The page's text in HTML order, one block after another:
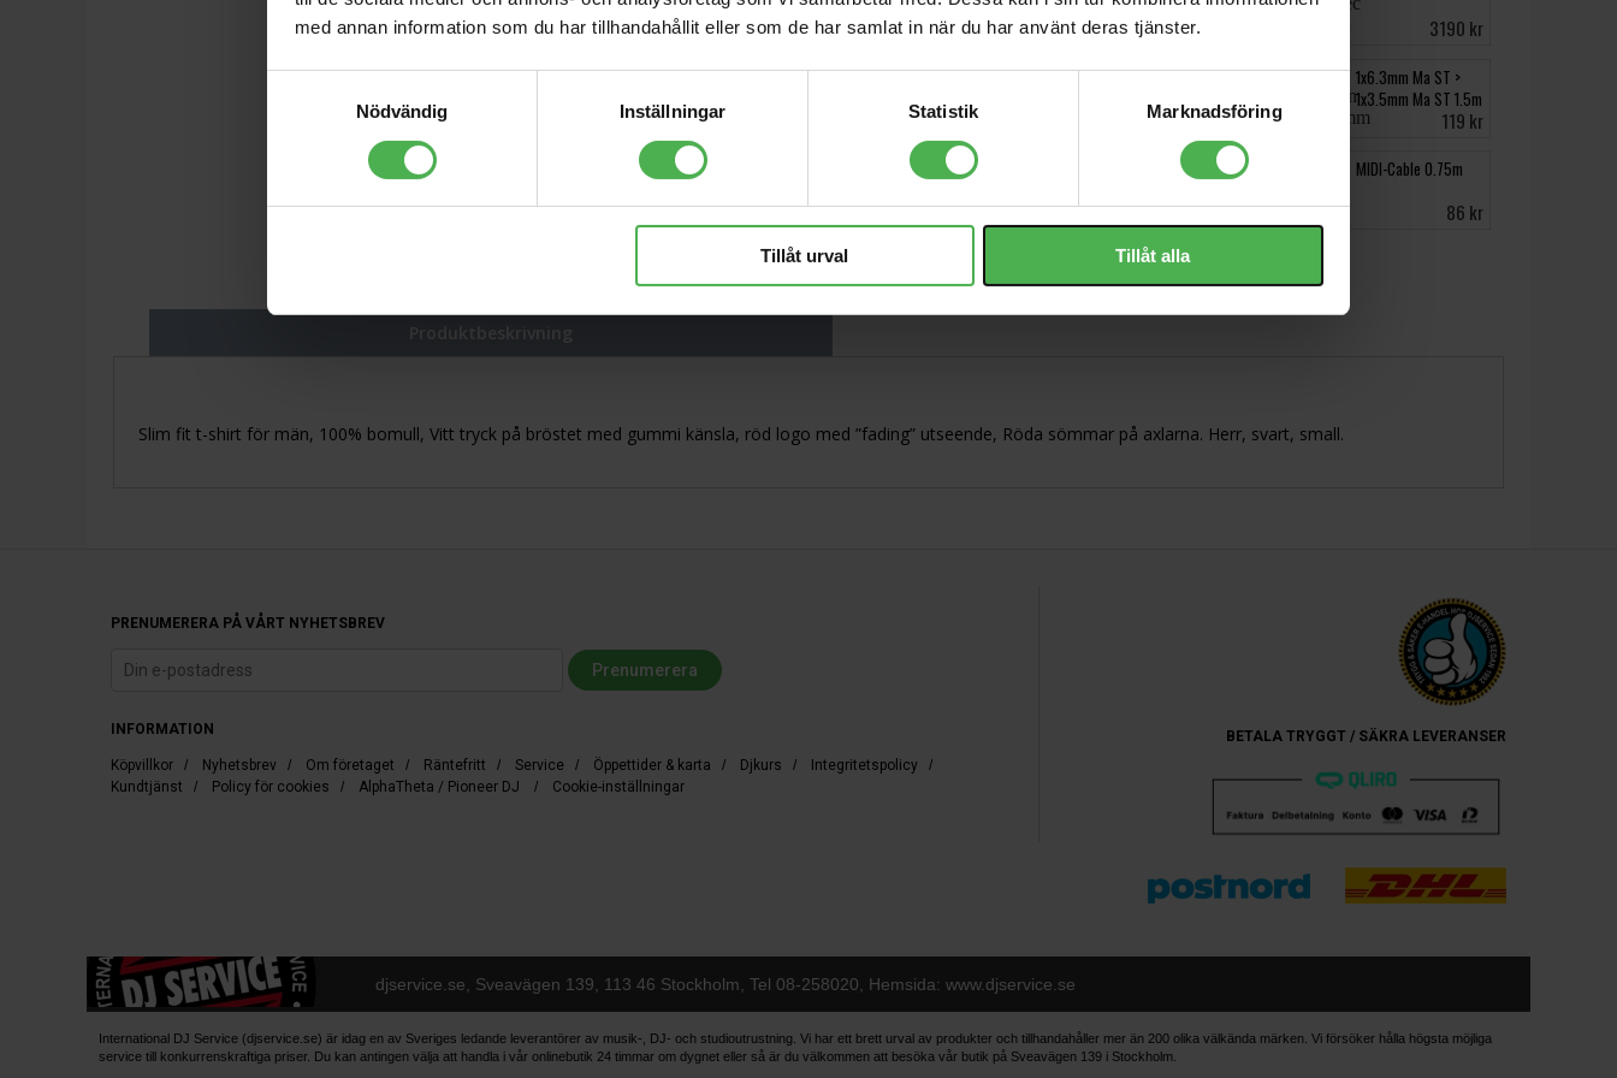
med annan information som du har tillhandahållit eller som de har samlat in när du har använt deras tjänster.
Nödvändig
Inställningar Statistik Marknadsföring
Tillåt urval Tillåt alla
268 kr 3190 kr
1x3.5mm Ma ST >
3m
RCC-10-2814 3m
214 kr
1x6.3mm Ma ST >
1x3.5mm Ma ST 1.5m
119 kr
Minifuse 1 Black
990 kr
XLR Ma > XLR Fe 1m
149 kr
MIDI-Cable 0.75m
86 kr
Produktbeskrivning
Slim fit t-shirt för män, 100% bomull, Vitt tryck på bröstet med gummi känsla, röd logo med ”fading” utseende, Röda sömmar på axlarna. Herr, svart, small.
PRENUMERERA PÅ VÅRT NYHETSBREV
INFORMATION
Köpvillkor / Nyhetsbrev / Om företaget / Räntefritt / Service / Öppettider & karta / Djkurs / Integritetspolicy /
Kundtjänst / Policy för cookies / AlphaTheta / Pioneer DJ / Cookie-inställningar
BETALA TRYGGT / SÄKRA LEVERANSER
djservice.se, Sveavägen 139, 113 46 Stockholm, Tel 08-258020 , Hemsida: www.djservice.se
International DJ Service (djservice.se) är idag en av Sveriges ledande leverantörer av musik-, DJ- och studioutrustning. Vi har ett brett urval av produkter och tillhandahåller mer än 200 olika välkända märken. Vi försöker hålla högsta möjliga
service till konkurrenskraftiga priser. Du kan antingen välja att handla i vår onlinebutik 24 timmar om dygnet eller så är du välkommen att besöka vår butik på Sveavägen 139 i Stockholm.